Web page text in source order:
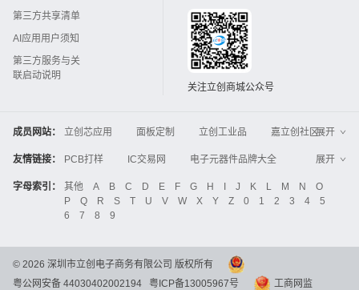
第三方共享清单
AI应用用户须知
第三方服务与关
联启动说明
关注立创商城公众号
成员网站： 立创芯应用 面板定制 立创工业品
嘉立创社区
3D打印
嘉立创FPC 嘉立创PCB
嘉立创FA
Global Website LCSC
ZXHPCB
展开
友情链接： PCB打样 IC交易网
电子元器件品牌大全
中国IC网
智能电网 机电设备
电子工程网
晶振
电子技术应用 21icsearch
电子展
工业品采购
IC电子网 锂电池
集成灶
中国机床商务网
DFRobot开源硬件商城
展开
字母索引： 其他 A B C D E F G H J K L M N
O
P
Q R S T U V W X Y Z 0 1 2 3 4
5
6
7 8 9
© 2026 深圳市立创电子商务有限公司 版权所有
粤公网安备 44030402002194
粤ICP备13005967号 工商网监